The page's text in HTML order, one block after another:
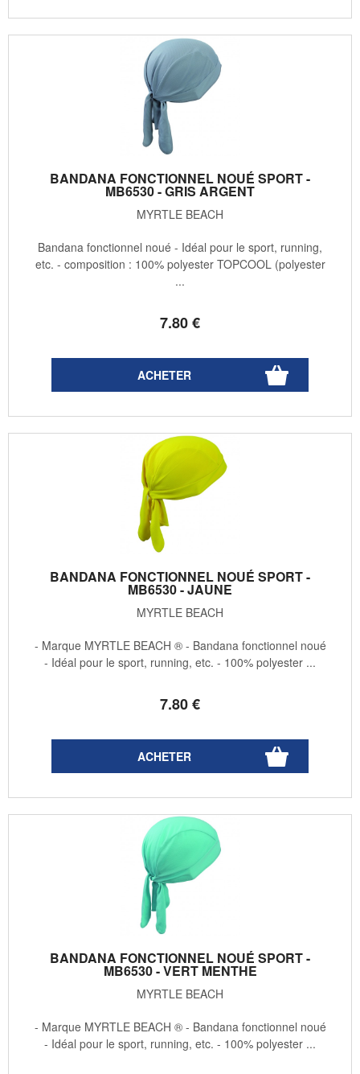
BANDANA FONCTIONNEL NOUÉ SPORT -
MB6530 - GRIS ARGENT
MYRTLE BEACH
7.80€
Bandana fonctionnel noué - Idéal pour le sport, running,
etc. - composition : 100% polyester TOPCOOL (polyester
...
BANDANA FONCTIONNEL NOUÉ SPORT -
MB6530 - JAUNE
MYRTLE BEACH
7.80€
- Marque MYRTLE BEACH ® - Bandana fonctionnel noué
- Idéal pour le sport, running, etc. - 100% polyester ...
BANDANA FONCTIONNEL NOUÉ SPORT -
MB6530 - VERT MENTHE
MYRTLE BEACH
- Marque MYRTLE BEACH ® - Bandana fonctionnel noué
- Idéal pour le sport, running, etc. - 100% polyester ...